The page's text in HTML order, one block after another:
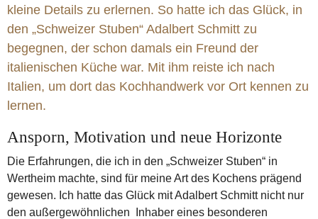
Patron éditorial
Piemont
kleine Details zu erlernen. So hatte ich das Glück, in
den „Schweizer Stuben“ Adalbert Schmitt zu
begegnen, der schon damals ein Freund der
italienischen Küche war. Mit ihm reiste ich nach
Italien, um dort das Kochhandwerk vor Ort kennen zu
lernen.
Ansporn, Motivation und neue Horizonte
Die Erfahrungen, die ich in den „Schweizer Stuben“ in
Wertheim machte, sind für meine Art des Kochens prägend
gewesen. Ich hatte das Glück mit Adalbert Schmitt nicht nur
den außergewöhnlichen Inhaber eines besonderen